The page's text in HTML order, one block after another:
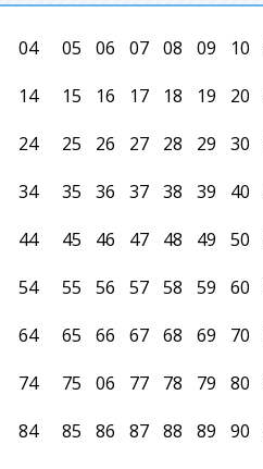
04 05 06 07 08 09 10
14
15 16 17 18 19 20
24
25 26 27 28 29 30
34
35 36 37 38 39 40
44
45 46 47 48 49 50
54
55 56 57 58 59 60
64
65 66 67 68 69 70
74
75 06 77 78 79 80
84
85 86 87 88 89 90